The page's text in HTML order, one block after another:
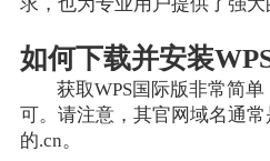
如何下载并安装
获取WPS国际版非常简
可。请注意，其官网域名通
的.cn。